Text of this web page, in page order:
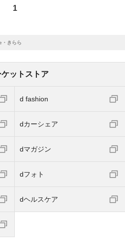
1
・きらら
ットストア
d fashion
dカーシェア
dマガジン
dフォト
dヘルスケア